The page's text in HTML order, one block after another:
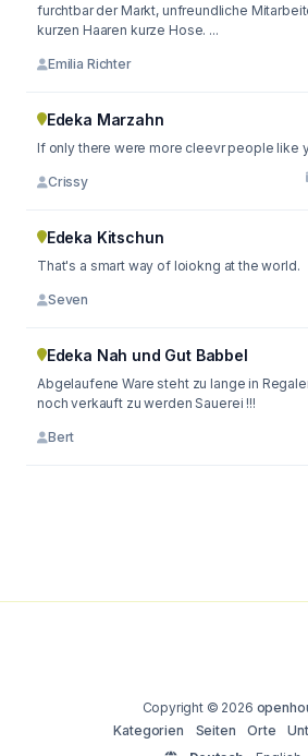
furchtbar der Markt, unfreundliche Mitarbeiter vor allem der eine mit
kurzen Haaren kurze Hose. ...
Emilia Richter
Edeka Marzahn
If only there were more cleevr people like
Crissy
Edeka Kitschun
That's a smart way of loiokng at the world.
Seven
Edeka Nah und Gut Babbel
Abgelaufene Ware steht zu lange in
noch verkauft zu werden Sauerei !!!
Bert
Copyright © 2026
Kategorien
Seiten Orte